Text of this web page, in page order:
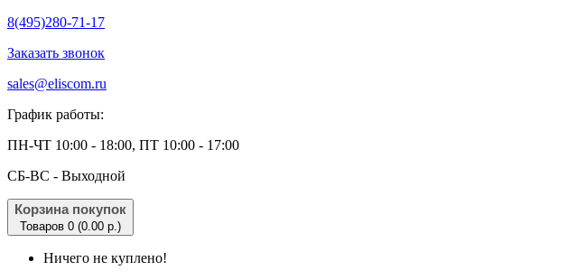
8(495)280-71-17
Заказать звонок
sales@eliscom.ru
График работы:
ПН-ЧТ 10:00 - 18:00, ПТ 10:00 - 17:00
CБ-ВС - Выходной
Корзина покупок
Товаров 0 (0.00 р.)
Ничего не куплено!